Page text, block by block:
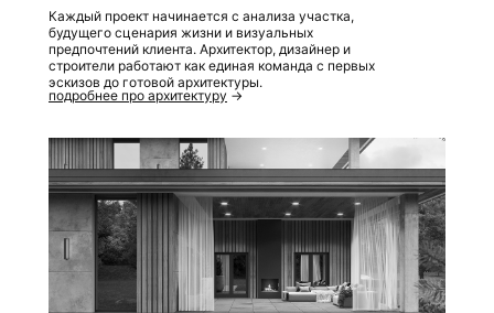
подробнее про архитектуру →
Каждый проект начинается с анализа участка,
будущего сценария жизни и визуальных
предпочтений клиента. Архитектор, дизайнер и
строители работают как единая команда с первых
эскизов до готовой архитектуры.
Дизайн, который продаёт: оформляем магазины,
шоурумы, офисы, чтобы они усиливали бренд и
вызывали доверие